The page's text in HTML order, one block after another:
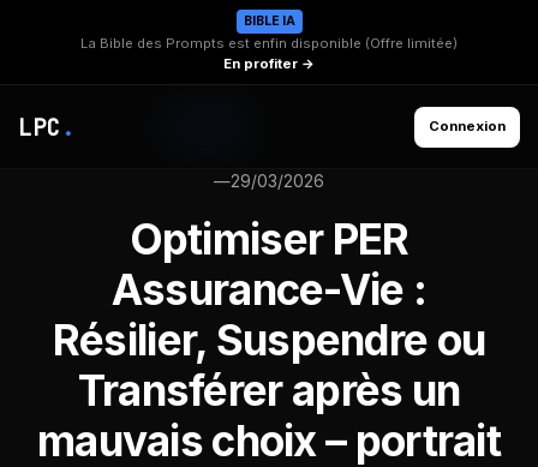
BIBLE IA
La Bible des Prompts est enfin disponible (Offre limitée)
En profiter →
LPC . Connexion
—29/03/2026
Optimiser PER
Assurance-Vie :
Résilier, Suspendre ou
Transférer après un
mauvais choix – portrait